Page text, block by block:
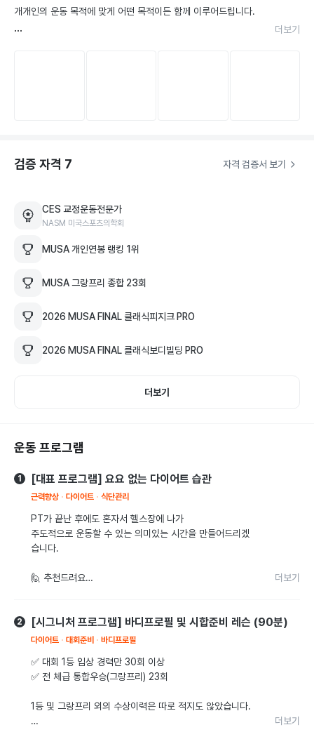
개개인의 운동 목적에 맞게 어떤 목적이든 함께 이루어드립니다.
2️⃣ 현) 클래식피지크 / 클래식보디빌딩 PRO 선수
- 현) MUSA 개인랭킹 1위 연봉선수
- 다수 회원 바디프로필 및 시합출전/입상 이력 다수
- 이론과 실기 모두, 근거기반 과학적인 트레이닝
- 트레이너들을 가르치는 트레이너
더보기
검증 자격 7 자격 검증서 보기
CES 교정운동전문가
NASM 미국스포츠의학회
MUSA 개인연봉 랭킹 1위
MUSA 그랑프리 종합 23회
2026 MUSA FINAL 클래식피지크 PRO
2026 MUSA FINAL 클래식보디빌딩 PRO
더보기
운동 프로그램
1 [대표 프로그램] 요요 없는 다이어트 습관
근력향상 다이어트 식단관리
PT가 끝난 후에도 혼자서 헬스장에 나가
주도적으로 운동할 수 있는 의미있는 시간을 만들어드리겠
습니다.
🙋 추천드려요
- 유튜브를 보고 따라 해봤지만 자극이 잘 오지 않거나 동작
이 어색하신 분
- "나도 운동을 잘하고 싶다"는 목표가 있으신 분
• STEP 1. 정밀 분석 및 방향성 설정
더보기
2 [시그니처 프로그램] 바디프로필 및 시합준비 레슨 (90분)
다이어트 대회준비 바디프로필
✅ 대회 1등 입상 경력만 30회 이상
✅ 전 체급 통합우승(그랑프리) 23회
1등 및 그랑프리 외의 수상이력은 따로 적지도 않았습니다.
더보기